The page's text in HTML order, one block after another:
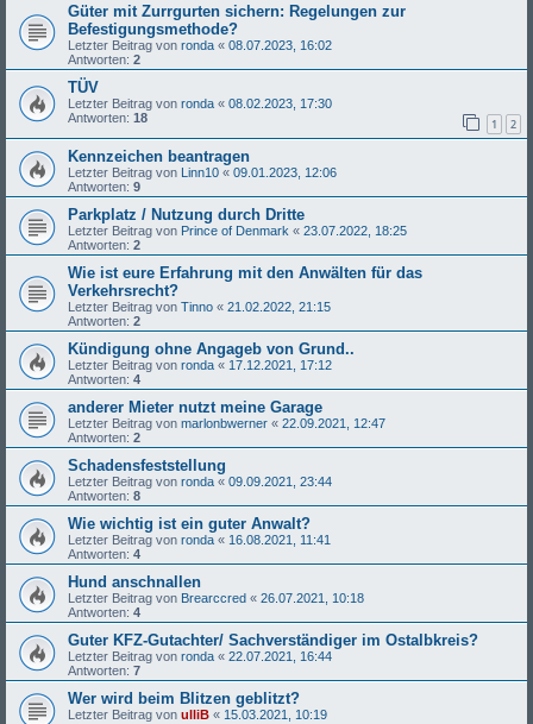
Güter mit Zurrgurten sichern: Regelungen zur
Befestigungsmethode?
Letzter Beitrag von ronda « 08.07.2023, 16:02
Antworten: 2
TÜV
Letzter Beitrag von ronda « 08.02.2023, 17:30
Antworten: 18 1 2
Kennzeichen beantragen
Letzter Beitrag von Linn10 « 09.01.2023, 12:06
Antworten: 9
Parkplatz / Nutzung durch Dritte
Letzter Beitrag von Prince of Denmark « 23.07.2022, 18:25
Antworten: 2
Wie ist eure Erfahrung mit den Anwälten für das
Verkehrsrecht?
Letzter Beitrag von Tinno « 21.02.2022, 21:15
Antworten: 2
Kündigung ohne Angageb von Grund..
Letzter Beitrag von ronda « 17.12.2021, 17:12
Antworten: 4
anderer Mieter nutzt meine Garage
Letzter Beitrag von marlonbwerner « 22.09.2021, 12:47
Antworten: 2
Schadensfeststellung
Letzter Beitrag von ronda « 09.09.2021, 23:44
Antworten: 8
Wie wichtig ist ein guter Anwalt?
Letzter Beitrag von ronda « 16.08.2021, 11:41
Antworten: 4
Hund anschnallen
Letzter Beitrag von Brearccred « 26.07.2021, 10:18
Antworten: 4
Guter KFZ-Gutachter/ Sachverständiger im Ostalbkreis?
Letzter Beitrag von ronda « 22.07.2021, 16:44
Antworten: 7
Wer wird beim Blitzen geblitzt?
Letzter Beitrag von ulliB « 15.03.2021, 10:19